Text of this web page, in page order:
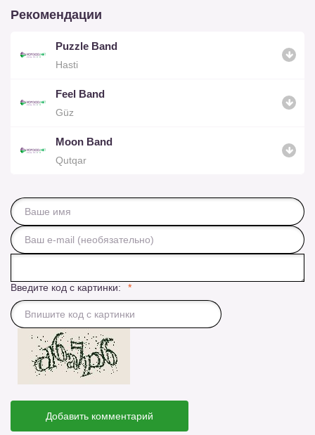
Рекомендации
Puzzle Band
Hasti
Feel Band
Güz
Moon Band
Qutqar
Введите код с картинки:
Добавить комментарий